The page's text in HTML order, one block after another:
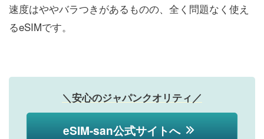
速度はややバラつきがあるものの、全く問題なく使え
るeSIMです。
＼安心のジャパンクオリティ／
eSIM-san公式サイトへ